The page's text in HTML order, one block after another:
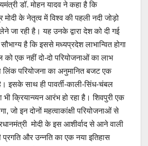
डॉ. मोहन यादव ने कहा है कि
मोदी के नेतृत्व में विश्व की पहली नदी जोड़ो
जा रही है। यह उनके द्वारा देश को दी गई
है कि इससे मध्यप्रदेश लाभान्वित होगा
एक नहीं दो-दो परियोजनाओं का लाभ
लिंक परियोजना का अनुमानित बजट एक
इसके साथ ही पावर्ती-काली-सिंध-चंबल
भी क्रियान्व्यन आरंभ हो रहा है। शिवपुरी एक
जो इन दोनों महत्वाकांक्षी परियोजनाओं से
मोदी के इस आशीर्वाद से आने वाली
प्रगति और उन्नति का एक नया इतिहास